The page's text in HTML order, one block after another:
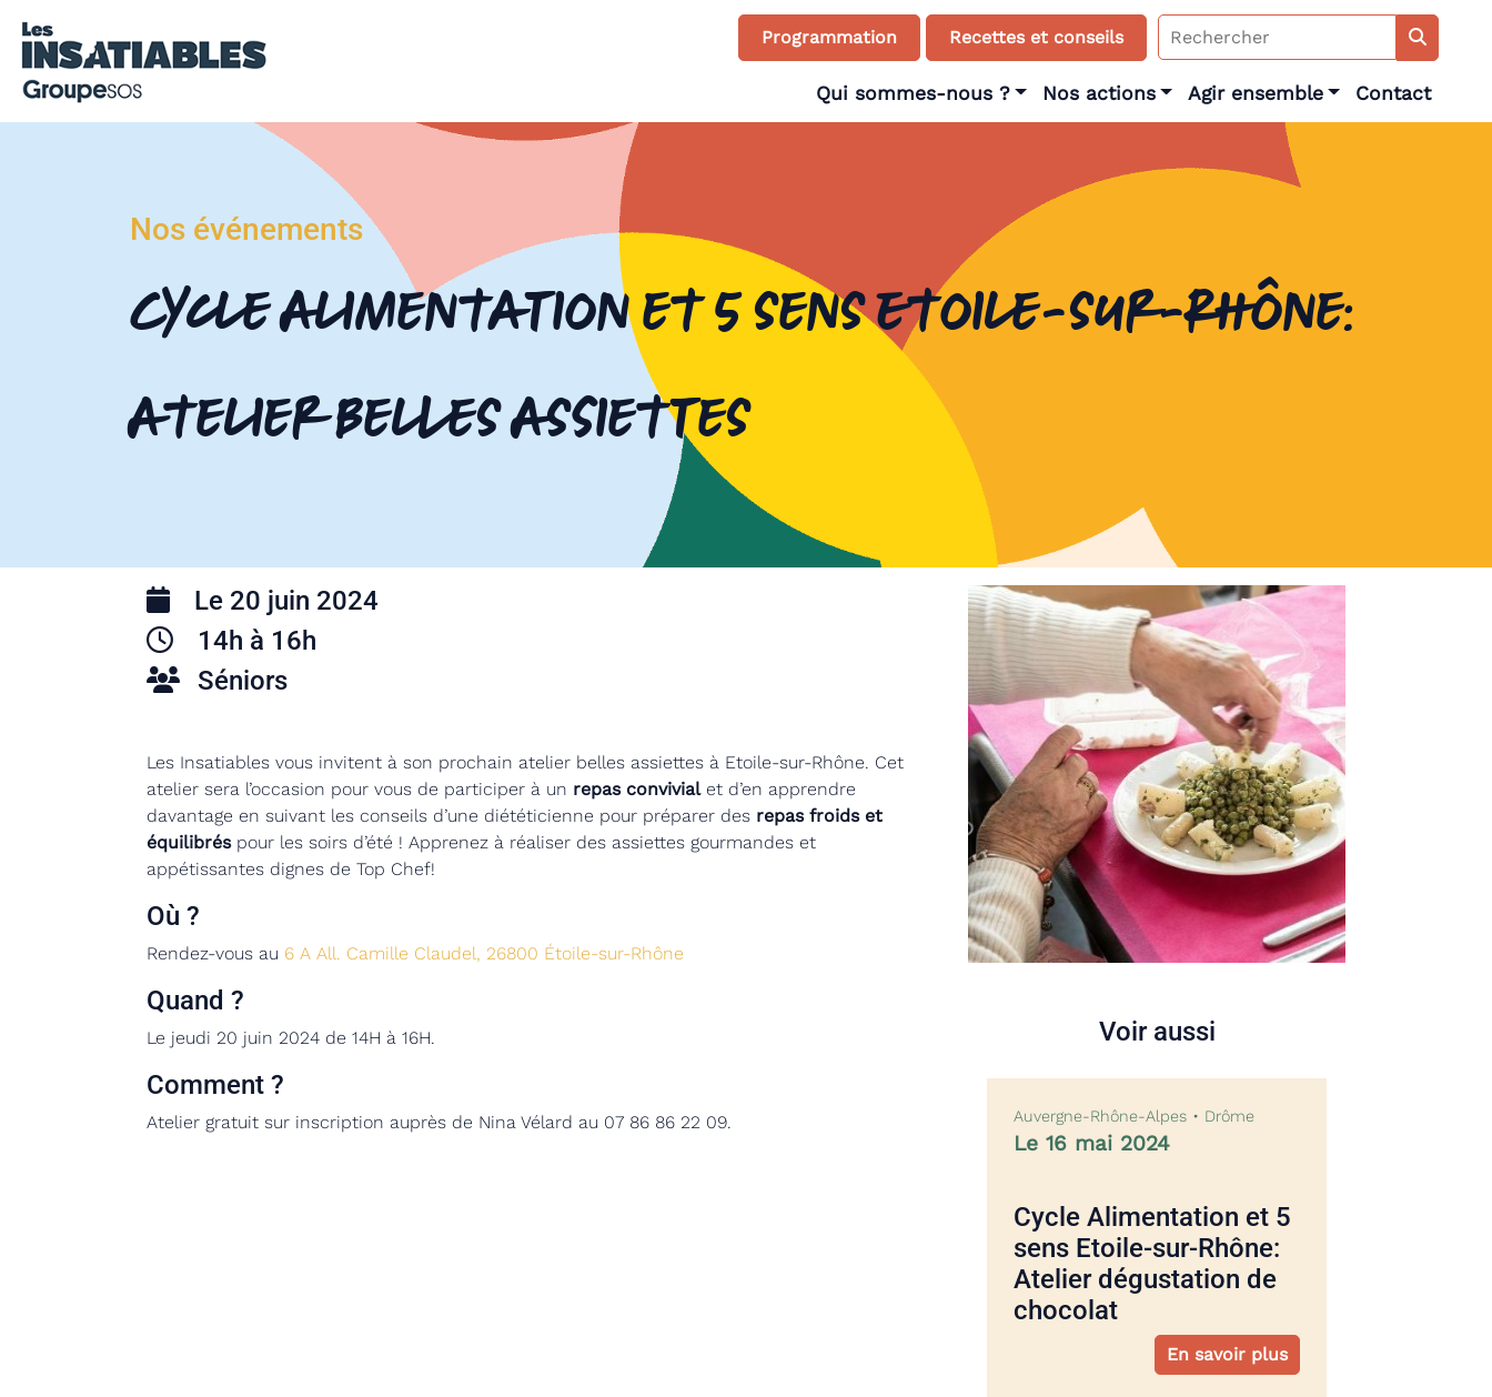
Programmation Recettes et conseils
Search
for:
Qui sommes-nous ? Nos actions Agir ensemble Contact
Nos événements
Cycle Alimentation et 5 sens Etoile-sur-Rhône:
Atelier Belles Assiettes
Le 20 juin 2024
14h à 16h
Séniors
Les Insatiables vous invitent à son prochain atelier belles assiettes à Etoile-sur-Rhône. Cet
atelier sera l’occasion pour vous de participer à un repas convivialet d’en apprendre
davantage en suivant les conseils d’une diététicienne pour préparer des repas froids et
équilibréspour les soirs d’été ! Apprenez à réaliser des assiettes gourmandes et
appétissantes dignes de Top Chef!
Où ?
Rendez-vous au 6 A All. Camille Claudel, 26800 Étoile-sur-Rhône
Quand ?
Le jeudi 20 juin 2024 de 14H à 16H.
Comment ?
Atelier gratuit sur inscription auprès de Nina Vélard au 07 86 86 22 09.
Voir aussi
Auvergne-Rhône-Alpes • Drôme
Le 16 mai 2024
Cycle Alimentation et 5
sens Etoile-sur-Rhône:
Atelier dégustation de
chocolat
En savoir plus